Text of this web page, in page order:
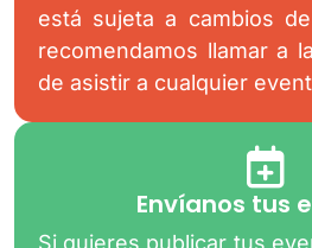
está sujeta a cambios
recomendamos llamar a
de asistir a cualquier
Envíanos tus
Si quieres publicar tus